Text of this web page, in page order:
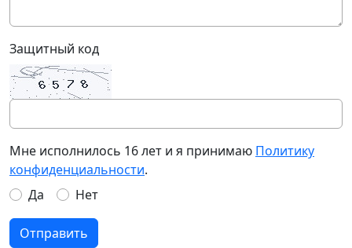
Защитный код
Мне исполнилось 16 лет и я принимаю Политику
конфиденциальности.
Да
Нет
Отправить